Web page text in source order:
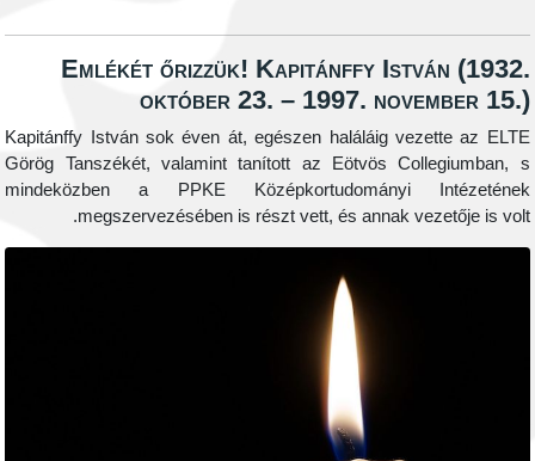
Emlékét őrizzük! Kapitánffy
október 23. – 1997.
Kapitánffy István sok éven át, egészen haláláig
Görög Tanszékét, valamint tanított az Eötvös
mindeközben a PPKE Középkortudományi
megszervezésében is részt vett, és annak